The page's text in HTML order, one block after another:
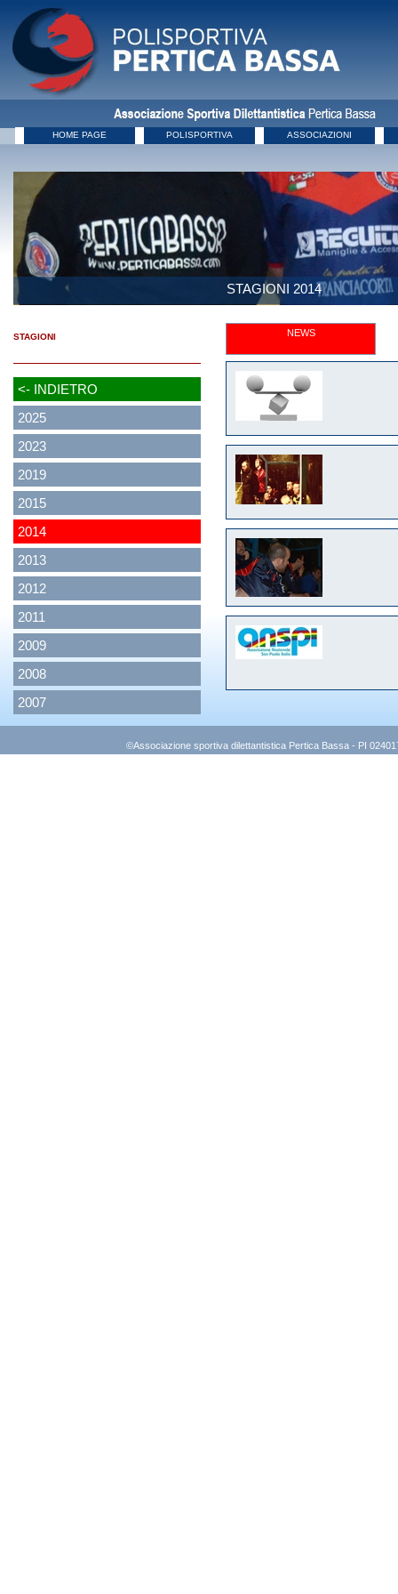
HOME PAGE POLISPORTIVA ASSOCIAZIONI
STAGIONI 2014
STAGIONI
<- INDIETRO
2025
2023
2019
2015
2014
2013
2012
2011
2009
2008
2007
NEWS
©Associazione sportiva dilettantistica Pertica Bassa - PI